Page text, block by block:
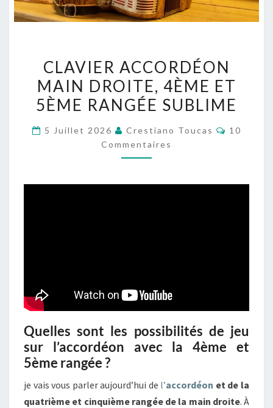
ACCORDÉON
MAIN
DROITE,
ET
5ÈME
SUBLIME
CLAVIER ACCORDÉON
MAIN DROITE, 4ÈME ET
5ÈME RANGÉE SUBLIME
5 Juillet 2026 Crestiano Toucas
10
Commentaires
Quelles sont les possibilités de jeu
sur l’accordéon avec la 4ème et
5ème rangée ?
je vais vous parler aujourd’hui de l’accordéon et de la
quatrième et cinquième rangée de la main droite. À